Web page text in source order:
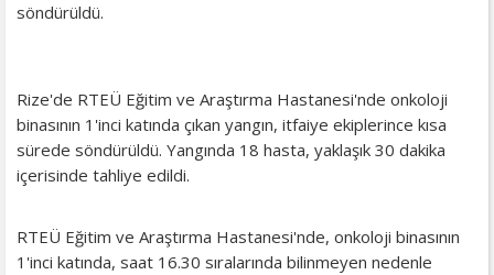
söndürüldü.
Rize'de RTEÜ Eğitim ve Araştırma Hastanesi'nde onkoloji
binasının 1'inci katında çıkan yangın, itfaiye ekiplerince kısa
sürede söndürüldü. Yangında 18 hasta, yaklaşık 30 dakika
içerisinde tahliye edildi.
RTEÜ Eğitim ve Araştırma Hastanesi'nde, onkoloji binasının
1'inci katında, saat 16.30 sıralarında bilinmeyen nedenle